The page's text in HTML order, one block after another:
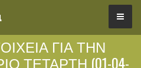
ΓΙΑ ΤΗΝ
ΤΕΤΆΡΤΗ (01-04-